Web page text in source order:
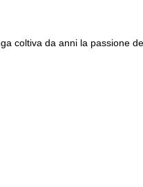
coltiva da anni la